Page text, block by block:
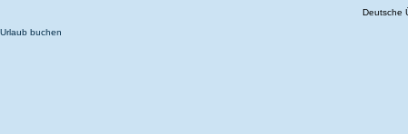
Deutsche
Urlaub buchen